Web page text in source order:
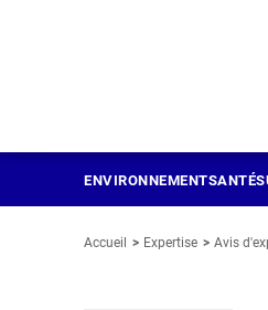
ENVIRONNEMENTSANTÉ
Accueil Expertise Avis